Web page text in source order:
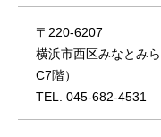
〒220-6207
横浜市西区みなとみ
C7階）
TEL. 045-682-4531